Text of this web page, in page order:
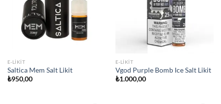
E-LIKIT
Saltica Mem Salt Likit
₺950,00
E-LIKIT
Vgod Purple Bomb Ice Salt Likit
₺1.000,00